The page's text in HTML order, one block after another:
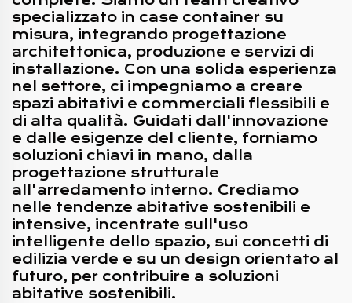
specializzato in case container su
misura, integrando progettazione
architettonica, produzione e servizi di
installazione. Con una solida esperienza
nel settore, ci impegniamo a creare
spazi abitativi e commerciali flessibili e
di alta qualità. Guidati dall'innovazione
e dalle esigenze del cliente, forniamo
soluzioni chiavi in mano, dalla
progettazione strutturale
all'arredamento interno. Crediamo
nelle tendenze abitative sostenibili e
intensive, incentrate sull'uso
intelligente dello spazio, sui concetti di
edilizia verde e su un design orientato al
futuro, per contribuire a soluzioni
abitative sostenibili.